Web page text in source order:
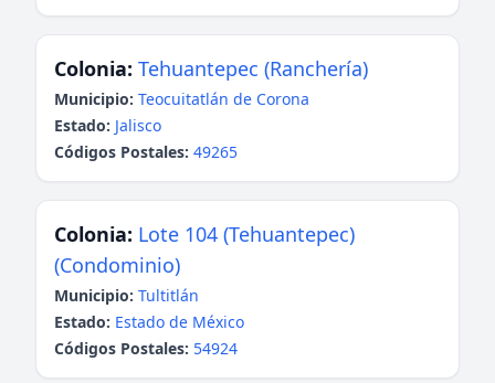
Colonia: Tehuantepec (Ranchería)
Municipio: Teocuitatlán de Corona
Estado: Jalisco
Códigos Postales: 49265
Colonia: Lote 104 (Tehuantepec)
(Condominio)
Municipio: Tultitlán
Estado: Estado de México
Códigos Postales: 54924